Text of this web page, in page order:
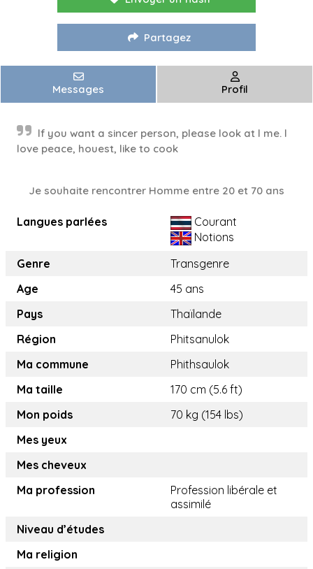
Partagez
Messages Profil
lf you want a sincer person, please look at l me. l
love peace, houest, like to cook
Je souhaite rencontrer Homme entre 20 et 70 ans
Langues parlées
Courant
Notions
Genre
Transgenre
Age
45 ans
Pays
Thaïlande
Région
Phitsanulok
Ma commune
Phithsaulok
Ma taille
170 cm (5.6 ft)
Mon poids
70 kg (154 lbs)
Mes yeux
Mes cheveux
Ma profession
Profession libérale et
assimilé
Niveau d’études
Ma religion